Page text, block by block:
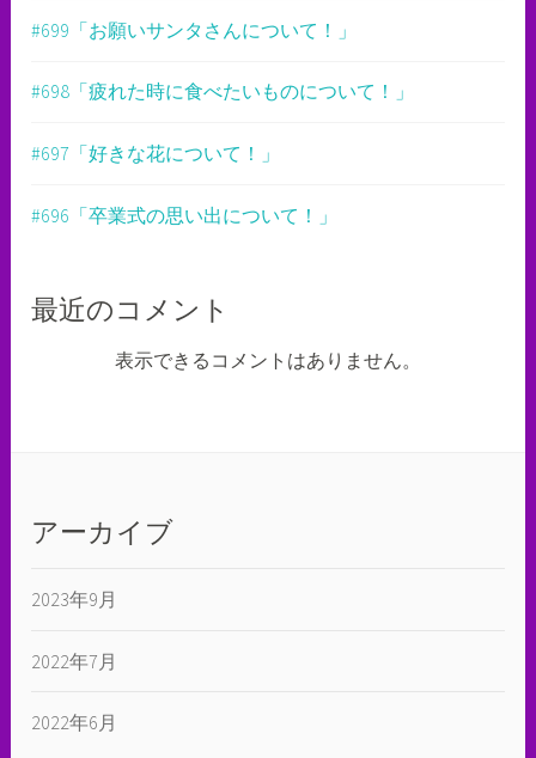
#699「お願いサンタさんについて！」
#698「疲れた時に食べたいものについて！」
#697「好きな花について！」
#696「卒業式の思い出について！」
最近のコメント
表示できるコメントはありません。
アーカイブ
2023年9月
2022年7月
2022年6月